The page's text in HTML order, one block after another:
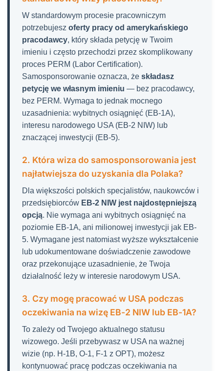
W standardowym procesie pracowniczym
potrzebujesz oferty pracy od amerykańskiego
pracodawcy, który składa petycję w Twoim
imieniu i często przechodzi przez skomplikowany
proces PERM (Labor Certification).
Samosponsorowanie oznacza, że składasz
petycję we własnym imieniu — bez pracodawcy,
bez PERM. Wymaga to jednak mocnego
uzasadnienia: wybitnych osiągnięć (EB-1A),
interesu narodowego USA (EB-2 NIW) lub
znaczącej inwestycji (EB-5).
2. Która wiza do samosponsorowania jest
najłatwiejsza do uzyskania dla Polaka?
Dla większości polskich specjalistów, naukowców i
przedsiębiorców EB-2 NIW jest najdostępniejszą
opcją. Nie wymaga ani wybitnych osiągnięć na
poziomie EB-1A, ani milionowej inwestycji jak EB-
5. Wymagane jest natomiast wyższe wykształcenie
lub udokumentowane doświadczenie zawodowe
oraz przekonujące uzasadnienie, że Twoja
działalność leży w interesie narodowym USA.
3. Czy mogę pracować w USA podczas
oczekiwania na wizę EB-2 NIW lub EB-1A?
To zależy od Twojego aktualnego statusu
wizowego. Jeśli przebywasz w USA na ważnej
wizie (np. H-1B, O-1, F-1 z OPT), możesz
kontynuować pracę podczas oczekiwania na